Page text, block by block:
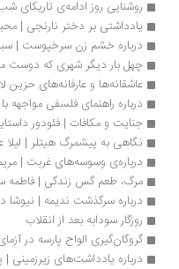
روشنایی روز ادامه‌ی تاریکای شب است به
یادداشتی بر دختر نارنجی |
درباره خشم زن سرخپوست |
چهل بار دیگر شهری که دوست
عاشقانه‌ها و عارفانه‌های حزین
درباره راهنمای فلسفی مواجهه
جنایت و مکافات | فئودور
نگاهی به پیشمرگ هیتلر | لیلا
درباره‌ی وسوسه‌های غربت |
مرگ، طعم گس زندگی | فاطمه
درباره سرگذشت ندیمه | نیوشا
روزگار سودابه بعد از انقلاب
گروگان‌گیری الواح پارسه در آزمای
درباره یادداشت‌های زیرزمینی |